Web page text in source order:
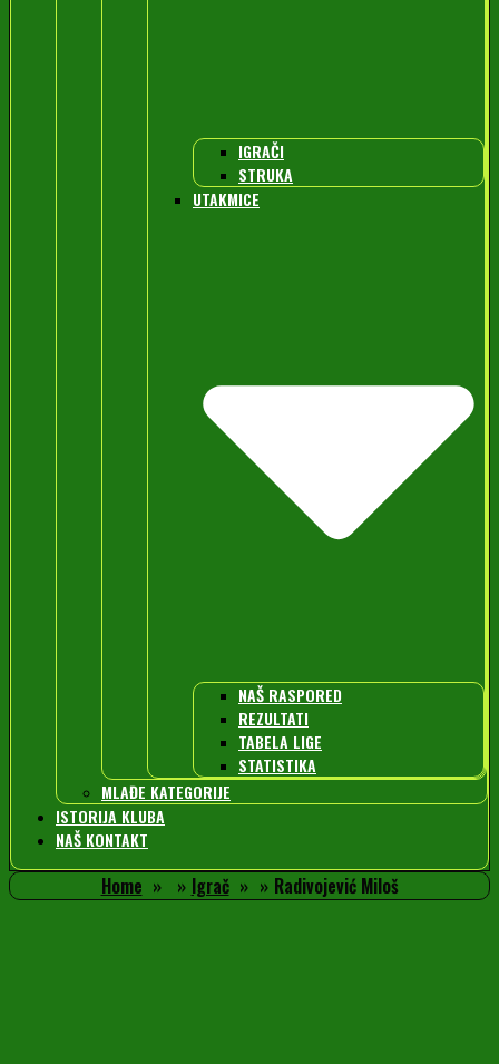
IGRAČI
STRUKA
UTAKMICE
NAŠ RASPORED
REZULTATI
TABELA LIGE
STATISTIKA
MLAĐE KATEGORIJE
ISTORIJA KLUBA
NAŠ KONTAKT
Home Igrač Radivojević Miloš